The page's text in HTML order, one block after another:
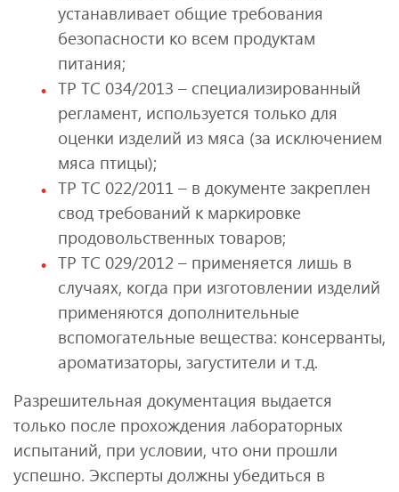
устанавливает общие требования
безопасности ко всем продуктам
питания;
ТР ТС 034/2013 – специализированный
регламент, используется только для
оценки изделий из мяса (за исключением
мяса птицы);
ТР ТС 022/2011 – в документе закреплен
свод требований к маркировке
продовольственных товаров;
ТР ТС 029/2012 – применяется лишь в
случаях, когда при изготовлении изделий
применяются дополнительные
вспомогательные вещества: консерванты,
ароматизаторы, загустители и т.д.
Разрешительная документация выдается
только после прохождения лабораторных
испытаний, при условии, что они прошли
успешно. Эксперты должны убедиться в